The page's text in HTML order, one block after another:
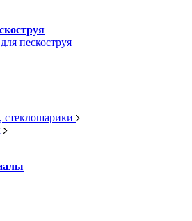
пескоструя
стеклошарики